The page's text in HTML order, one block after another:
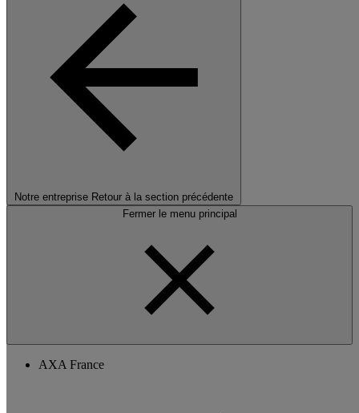
Notre entreprise Retour à la section précédente
Fermer le menu principal
AXA France